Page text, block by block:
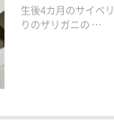
生後4カ月のサイベ
りのザリガニの …